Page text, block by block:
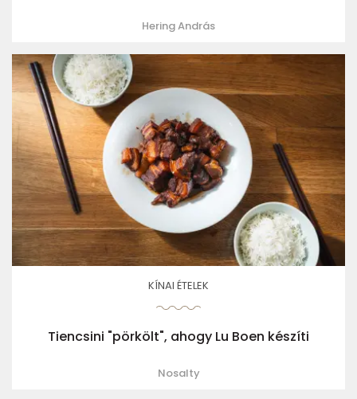
Hering András
KÍNAI ÉTELEK
Tiencsini "pörkölt", ahogy Lu Boen készíti
Nosalty